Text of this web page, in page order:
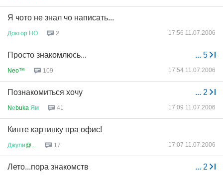
Я чото не знал чо написать...
Доктор НО 2 17:56 11.07.2006
... 5
Просто знакомлюсь...
Neo™ 109 17:54 11.07.2006
... 2
Познакомиться хочу
Nеbuka Ям 41 17:09 11.07.2006
Кинте картинку пра офис!
Джули@... 17 17:07 11.07.2006
... 2
Лето...пора знакомств